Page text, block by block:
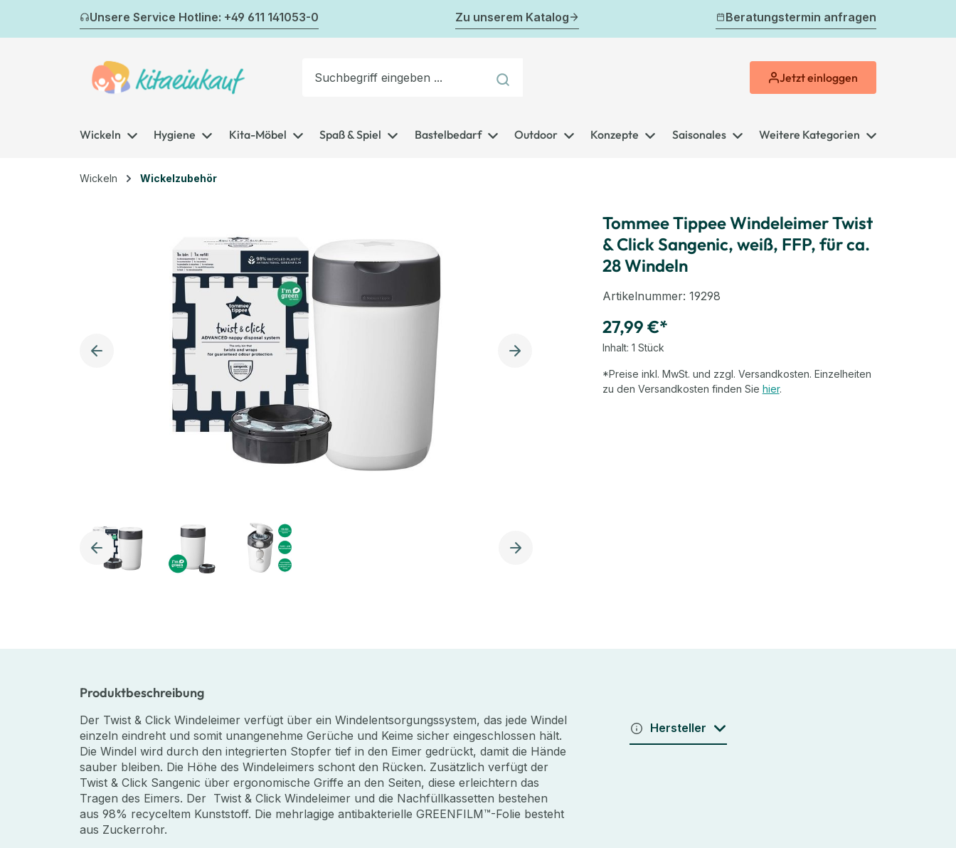
Hauptinhalt springen
Zur Suche springen
Zur Hauptnavigation springen
Unsere Service Hotline: +49 611 141053-0 Zu unserem Katalog Beratungstermin anfragen
Jetzteinloggen
Wickeln Hygiene Kita-Möbel Spaß & Spiel Bastelbedarf Outdoor Konzepte Saisonales Weitere Kategorien
Wickeln Wickelzubehör
Tommee Tippee Windeleimer Twist
& Click Sangenic, weiß, FFP, für ca.
28 Windeln
Artikelnummer: 19298
27,99 €*
Inhalt: 1 Stück
*Preise inkl. MwSt. und zzgl. Versandkosten. Einzelheiten
zu den Versandkosten finden Sie hier.
Produktbeschreibung
Der Twist & Click Windeleimer verfügt über ein Windelentsorgungssystem, das jede Windel
einzeln eindreht und somit unangenehme Gerüche und Keime sicher eingeschlossen hält.
Die Windel wird durch den integrierten Stopfer tief in den Eimer gedrückt, damit die Hände
sauber bleiben. Die Höhe des Windeleimers schont den Rücken. Zusätzlich verfügt der
Twist & Click Sangenic über ergonomische Griffe an den Seiten, diese erleichtern das
Tragen des Eimers. Der Twist & Click Windeleimer und die Nachfüllkassetten bestehen
aus 98% recyceltem Kunststoff. Die mehrlagige antibakterielle GREENFILM™-Folie besteht
aus Zuckerrohr.
Hersteller